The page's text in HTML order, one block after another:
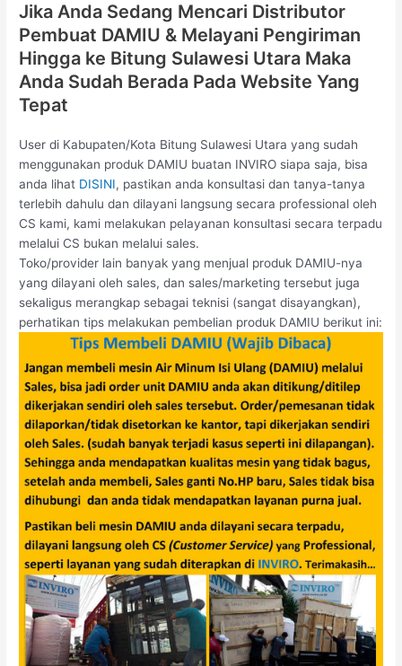
Jika Anda Sedang Mencari Distributor
Pembuat DAMIU & Melayani Pengiriman
Hingga ke Bitung Sulawesi Utara Maka
Anda Sudah Berada Pada Website Yang
Tepat
User di Kabupaten/Kota Bitung Sulawesi Utara yang sudah
menggunakan produk DAMIU buatan INVIRO siapa saja, bisa
anda lihat DISINI, pastikan anda konsultasi dan tanya-tanya
terlebih dahulu dan dilayani langsung secara professional oleh
CS kami, kami melakukan pelayanan konsultasi secara terpadu
melalui CS bukan melalui sales.
Toko/provider lain banyak yang menjual produk DAMIU-nya
yang dilayani oleh sales, dan sales/marketing tersebut juga
sekaligus merangkap sebagai teknisi (sangat disayangkan),
perhatikan tips melakukan pembelian produk DAMIU berikut ini: